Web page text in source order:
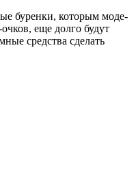
бурен­ки, кото­рым моде­
еще дол­го будут
сред­ства сде­лать